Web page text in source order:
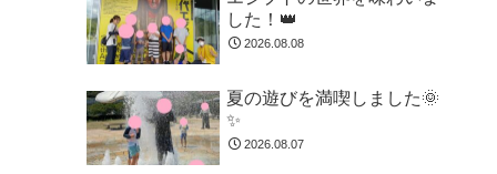
した！👑
2026.08.08
夏の遊びを満喫しました🌞
✨
2026.08.07